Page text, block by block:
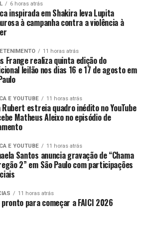
6 horas atrás
inspirada em Shakira leva Lupita
à campanha contra a violência à
11 horas atrás
Frange realiza quinta edição do
leilão nos dias 16 e 17 de agosto em
E YOUTUBE 11 horas atrás
Rubert estreia quadro inédito no YouTube
Matheus Aleixo no episódio de
E YOUTUBE 11 horas atrás
Santos anuncia gravação de “Chama
2” em São Paulo com participações
11 horas atrás
pronto para começar a FAICI 2026